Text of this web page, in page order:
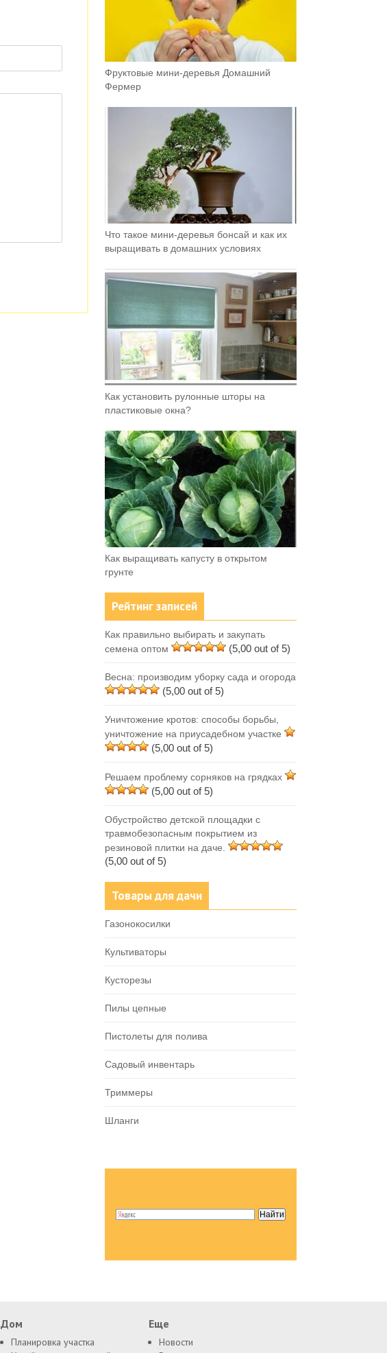
Фруктовыe мини-деревья Домашний
Фермер
Что такое мини-деревья бонсай и как их
выращивать в домашних условиях
Как установить рулонные шторы на
пластиковые окна?
Как выращивать капусту в открытом
грунте
Рейтинг записей
Как правильно выбирать и закупать
семена оптом
(5,00 out of 5)
Весна: производим уборку сада и огорода
(5,00 out of 5)
Уничтожение кротов: способы борьбы,
уничтожение на приусадебном участке
(5,00 out of 5)
Решаем проблему сорняков на грядках
(5,00 out of 5)
Обустройство детской площадки с
травмобезопасным покрытием из
резиновой плитки на даче.
(5,00 out of 5)
Товары для дачи
Газонокосилки
Культиваторы
Кусторезы
Пилы цепные
Пистолеты для полива
Садовый инвентарь
Триммеры
Шланги
Дом
Планировка участка
Еще
Новости